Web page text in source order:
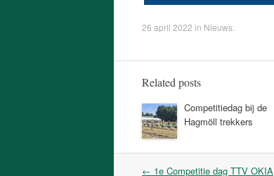
26 april 2022 in Nieuws
Related posts
Competitiedag bij de
Hagmöll trekkers
Post
← 1e Competitie dag TTV OKIA